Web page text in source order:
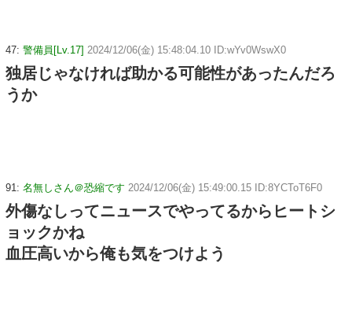
47: 警備員[Lv.17] 2024/12/06(金) 15:48:04.10 ID:wYv0WswX0
独居じゃなければ助かる可能性があったんだろ
うか
91: 名無しさん＠恐縮です 2024/12/06(金) 15:49:00.15 ID:8YCToT6F0
外傷なしってニュースでやってるからヒートシ
ョックかね
血圧高いから俺も気をつけよう